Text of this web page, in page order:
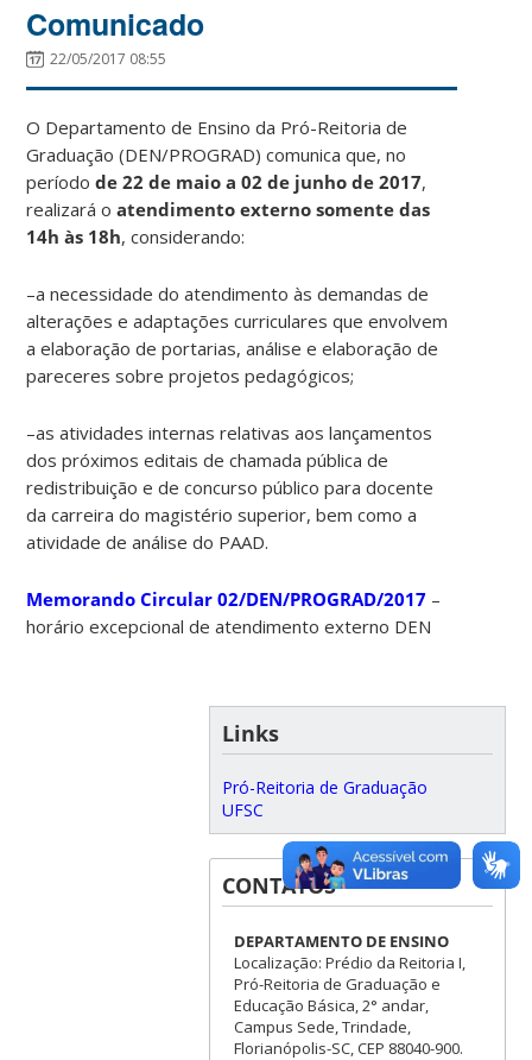
Comunicado
22/05/2017 08:55
O Departamento de Ensino da Pró-Reitoria de
Graduação (DEN/PROGRAD) comunica que, no
períodode 22 de maio a 02 de junho de 2017,
realizará oatendimento externo somente das
14h às 18h, considerando:
–a necessidade do atendimento às demandas de
alterações e adaptações curriculares que envolvem
a elaboração de portarias, análise e elaboração de
pareceres sobre projetos pedagógicos;
–as atividades internas relativas aos lançamentos
dos próximos editais de chamada pública de
redistribuição e de concurso público para docente
da carreira do magistério superior, bem como a
atividade de análise do PAAD.
Memorando Circular 02/DEN/PROGRAD/2017 –
horário excepcional de atendimento externo DEN
Links
Pró-Reitoria de Graduação
UFSC
CONTATOS
DEPARTAMENTO DE ENSINO
Localização: Prédio da Reitoria I,
Pró-Reitoria de Graduação e
Educação Básica, 2° andar,
Campus Sede, Trindade,
Florianópolis-SC, CEP 88040-900.